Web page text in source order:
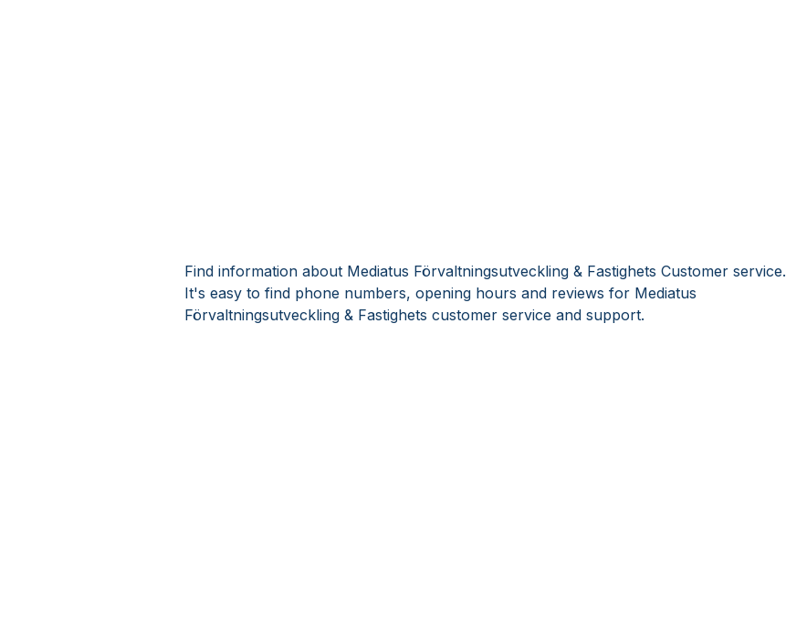
Find information about Mediatus Förvaltningsutveckling & Fastighets Customer service.
It's easy to find phone numbers, opening hours and reviews for Mediatus
Förvaltningsutveckling & Fastighets customer service and support.